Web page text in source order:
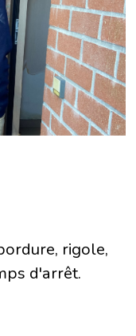
rigole,
d'arrêt.